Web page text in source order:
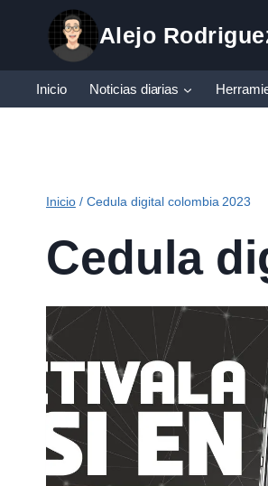
contenido
Alejo
Inicio Noticias diarias
Inicio / Cedula digital colombia 2023
Cedula